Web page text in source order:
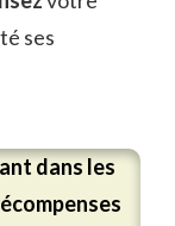
ses
dans les